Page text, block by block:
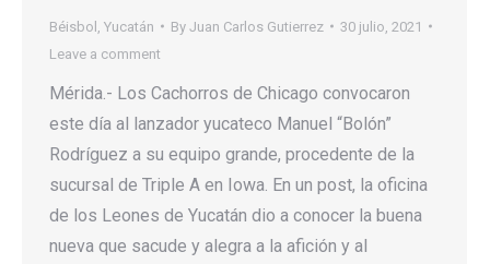
Béisbol Yucatán By Juan Carlos Gutierrez
30 julio, 2021
Leave a comment
Mérida.- Los Cachorros de Chicago convocaron
este día al lanzador yucateco Manuel “Bolón”
Rodríguez a su equipo grande, procedente de la
sucursal de Triple A en Iowa. En un post, la oficina
de los Leones de Yucatán dio a conocer la buena
nueva que sacude y alegra a la afición y al